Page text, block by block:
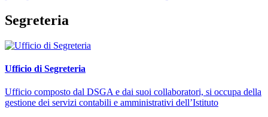
Segreteria
Ufficio di Segreteria
Ufficio composto dal DSGA e dai suoi collaboratori, si occupa della
gestione dei servizi contabili e amministrativi dell’Istituto